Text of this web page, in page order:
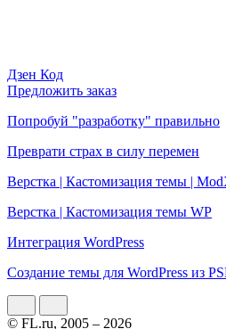
Дзен Код
Предложить заказ
Попробуй "разработку" правильно
Преврати страх в силу перемен
Верстка | Кастомизация темы |
Верстка | Кастомизация темы WP
Интеграция WordPress
Cоздание темы для WordPress из
© FL.ru, 2005 – 2026